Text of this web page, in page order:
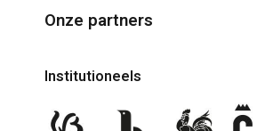
Onze partners
Institutioneels